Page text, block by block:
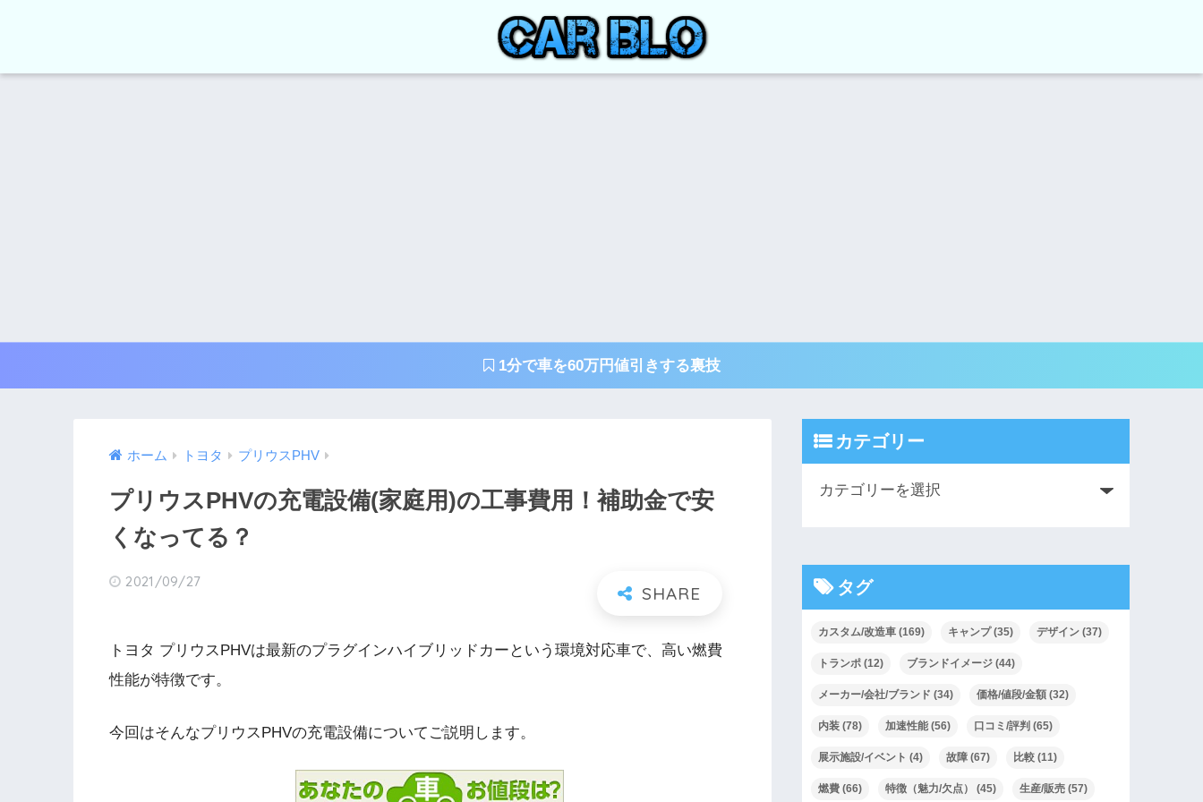
1分で車を60万円値引きする裏技
ホーム トヨタ プリウスPHV
プリウスPHVの充電設備(家庭用)の工事費用！補助金で安
くなってる？
2021/09/27
トヨタ プリウスPHVは最新のプラグインハイブリッドカーという環境対応車で、高い燃費
性能が特徴です。
今回はそんなプリウスPHVの充電設備についてご説明します。
カテゴリー
タグ
カスタム/改造車 (169) キャンプ(35) デザイン (37)
トランポ (12) ブランドイメージ (44)
メーカー/会社/ブランド (34) 価格/値段/金額 (32)
内装 (78) 加速性能 (56) 口コミ/評判 (65)
展示施設/イベント (4) 故障 (67) 比較 (11)
燃費 (66) 特徴（魅力/欠点） (45) 生産/販売 (57)